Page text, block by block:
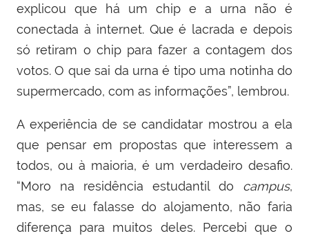
explicou que há um chip e a urna não é
conectada à internet. Que é lacrada e depois
só retiram o chip para fazer a contagem dos
votos. O que sai da urna é tipo uma notinha do
supermercado, com as informações”, lembrou.
A experiência de se candidatar mostrou a ela
que pensar em propostas que interessem a
todos, ou à maioria, é um verdadeiro desafio.
“Moro na residência estudantil do campus,
mas, se eu falasse do alojamento, não faria
diferença para muitos deles. Percebi que o